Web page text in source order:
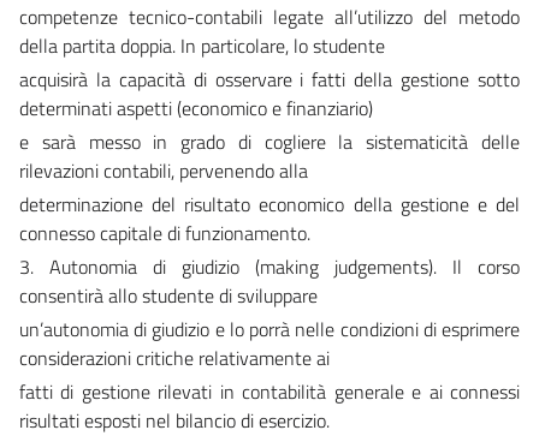
competenze tecnico-contabili legate all’utilizzo del metodo
della partita doppia. In particolare, lo studente
acquisirà la capacità di osservare i fatti della gestione sotto
determinati aspetti (economico e finanziario)
e sarà messo in grado di cogliere la sistematicità delle
rilevazioni contabili, pervenendo alla
determinazione del risultato economico della gestione e del
connesso capitale di funzionamento.
3. Autonomia di giudizio (making judgements). Il corso
consentirà allo studente di sviluppare
un’autonomia di giudizio e lo porrà nelle condizioni di esprimere
considerazioni critiche relativamente ai
fatti di gestione rilevati in contabilità generale e ai connessi
risultati esposti nel bilancio di esercizio.